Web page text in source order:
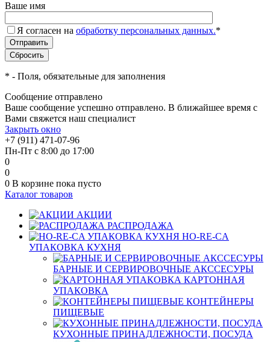
Ваше имя
Я согласен на обработку персональных данных.*
* - Поля, обязательные для заполнения
Сообщение отправлено
Ваше сообщение успешно отправлено. В ближайшее время с
Вами свяжется наш специалист
Закрыть окно
+7 (911) 471-07-96
Пн-Пт с 8:00 до 17:00
0
0
0 В корзине пока пусто
Каталог товаров
АКЦИИ
РАСПРОДАЖА
HO-RE-CA
УПАКОВКА КУХНЯ
БАРНЫЕ И СЕРВИРОВОЧНЫЕ АКССЕСУРЫ
КАРТОННАЯ
УПАКОВКА
КОНТЕЙНЕРЫ
ПИЩЕВЫЕ
КУХОННЫЕ ПРИНАДЛЕЖНОСТИ, ПОСУДА